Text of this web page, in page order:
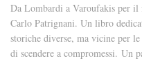
Da Lombardi a Varoufakis per
Carlo Patrignani. Un libro
storiche diverse, ma vicine per
di scendere a compromessi. Un